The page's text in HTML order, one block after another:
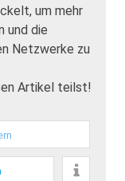
um mehr
und die
Netzwerke zu
Artikel teilst!